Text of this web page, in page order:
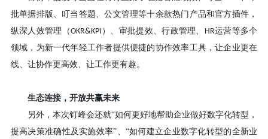
批单据排版、叮当答题、公文管理等十余款热门产品和官方插件，
纵深人效管理（OKR&KPI ）、审批提效、行政管理、 HR运营等多个
领域，为新一代年轻工作者提供便捷的协作效率工具，让企业更在
线、让协作更高效、让工作更有趣。
生态连接，开放共赢未来
另外，本次钉峰会还就“如何更好地帮助企业做好数字化转型，
提高决策准确性及实施效率”、“如何建立企业数字化转型的全新业